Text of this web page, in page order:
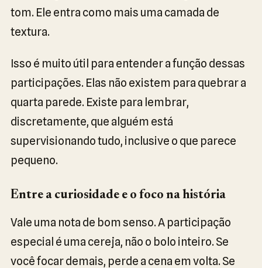
tom. Ele entra como mais uma camada de
textura.
Isso é muito útil para entender a função dessas
participações. Elas não existem para quebrar a
quarta parede. Existe para lembrar,
discretamente, que alguém está
supervisionando tudo, inclusive o que parece
pequeno.
Entre a curiosidade e o foco na história
Vale uma nota de bom senso. A participação
especial é uma cereja, não o bolo inteiro. Se
você focar demais, perde a cena em volta. Se